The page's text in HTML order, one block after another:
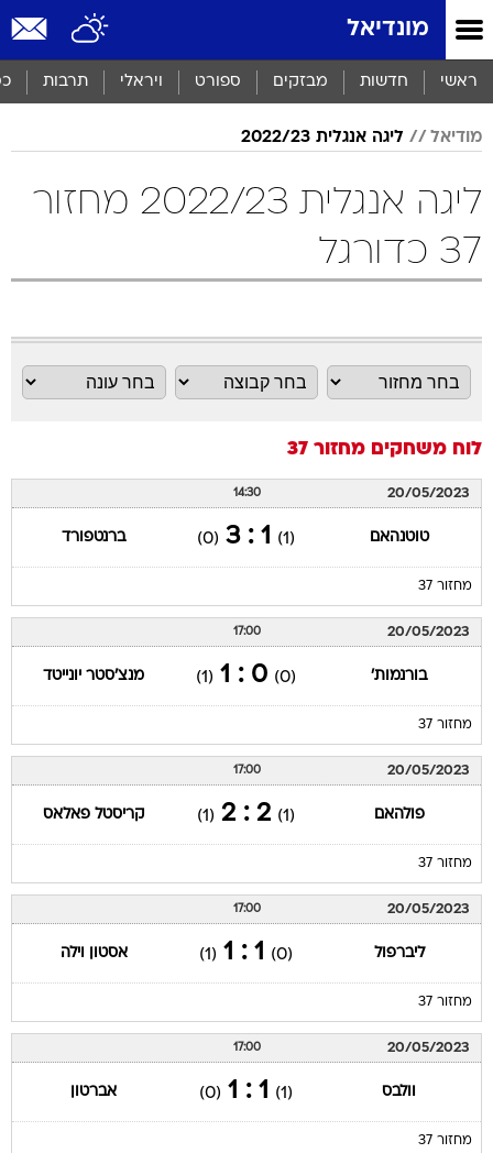
מונדיאל
ראשי חדשות מבזקים ספורט ויראלי תרבות
מודיאל ליגה אנגלית 2022/23
ליגה אנגלית 2022/23 מחזור
37 כדורגל
לוח משחקים מחזור 37
20/05/2023
14:30
טוטנהאם (1)
1 : 3
(0) ברנטפורד
מחזור 37
20/05/2023
17:00
בורנמות' (0)
0 : 1
(1) מנצ'סטר יונייטד
מחזור 37
20/05/2023
17:00
פולהאם (1)
2 : 2
(1) קריסטל פאלאס
מחזור 37
20/05/2023
17:00
ליברפול (0)
1 : 1
(1) אסטון וילה
מחזור 37
20/05/2023
17:00
וולבס (1)
1 : 1
(0) אברטון
מחזור 37